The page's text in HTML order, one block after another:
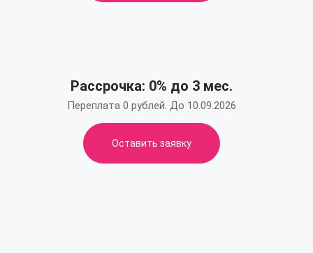
Рассрочка: 0% до 3 мес.
Переплата 0 рублей. До 10.09.2026
Оставить заявку